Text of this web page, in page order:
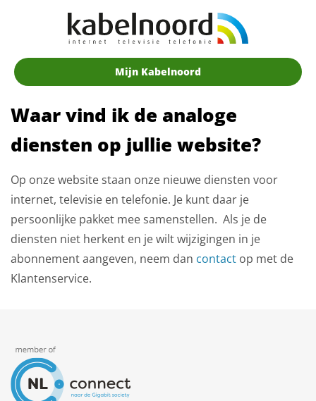
Mijn Kabelnoord
Waar vind ik de analoge
diensten op jullie website?
Op onze website staan onze nieuwe diensten voor
internet, televisie en telefonie. Je kunt daar je
persoonlijke pakket mee samenstellen. Als je de
diensten niet herkent en je wilt wijzigingen in je
abonnement aangeven, neem dan contact op met de
Klantenservice.